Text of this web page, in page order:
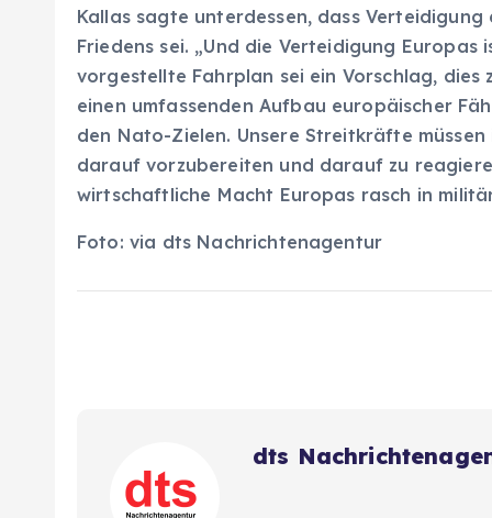
Kallas sagte unterdessen, dass
Friedens sei. „Und die Verteidigung
vorgestellte Fahrplan sei ein Vorschlag,
einen umfassenden Aufbau europäischer
den Nato-Zielen. Unsere Streitkräfte
darauf vorzubereiten und darauf zu
wirtschaftliche Macht Europas rasch in
Foto: via dts Nachrichtenagentur
dts